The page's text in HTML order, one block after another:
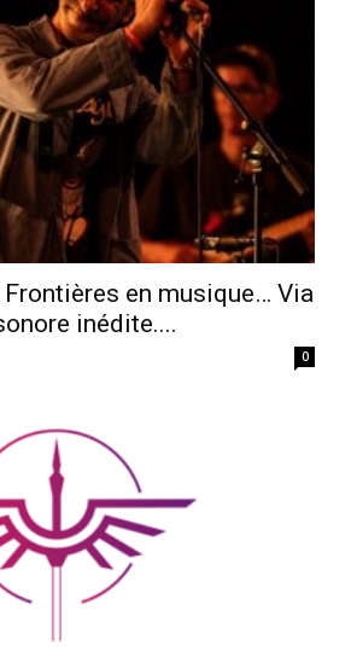
Frontières en musique… Via
inédite....
0